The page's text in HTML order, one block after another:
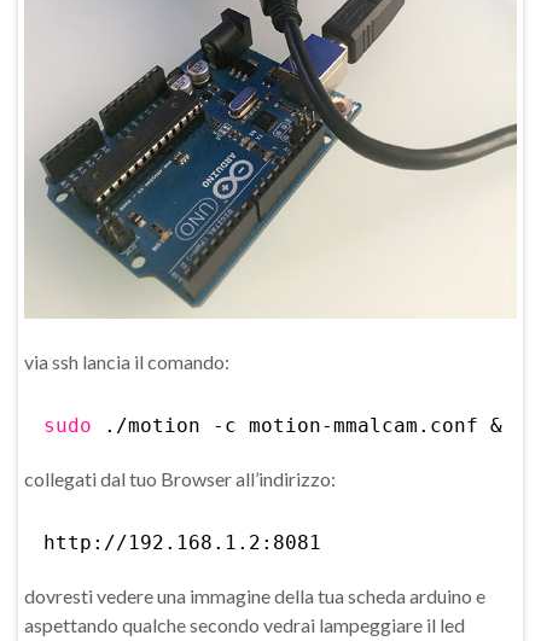
via ssh lancia il comando:
sudo . /motion -c motion-mmalcam.conf &
collegati dal tuo Browser all’indirizzo:
http: //192 .168.1.2:8081
dovresti vedere una immagine della tua scheda arduino e
aspettando qualche secondo vedrai lampeggiare il led